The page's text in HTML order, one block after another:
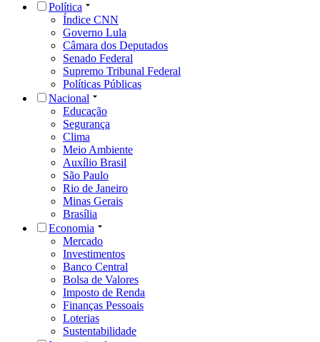
Política
Índice CNN
Governo Lula
Câmara dos Deputados
Senado Federal
Supremo Tribunal Federal
Políticas Públicas
Nacional
Educação
Segurança
Clima
Meio Ambiente
Auxílio Brasil
São Paulo
Rio de Janeiro
Minas Gerais
Brasília
Economia
Mercado
Investimentos
Banco Central
Bolsa de Valores
Imposto de Renda
Finanças Pessoais
Loterias
Sustentabilidade